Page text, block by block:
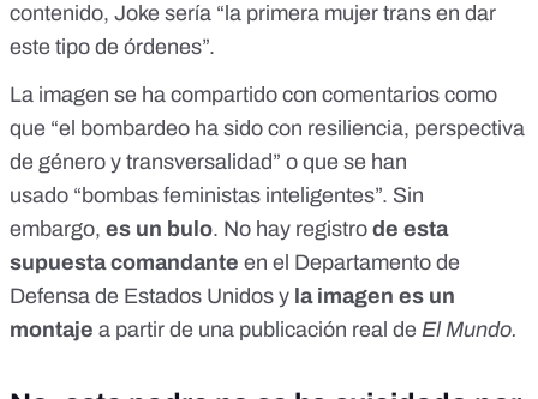
contenido, Joke sería “la primera mujer trans en dar
este tipo de órdenes”.
La imagen se ha compartido con comentarios como
que “el bombardeo ha sido con resiliencia, perspectiva
de género y transversalidad” o que se han
usado “bombas feministas inteligentes”. Sin
embargo, es un bulo. No hay registro de esta
supuesta comandante en el Departamento de
Defensa de Estados Unidos y la imagen es un
montaje a partir de una publicación real de El Mundo.